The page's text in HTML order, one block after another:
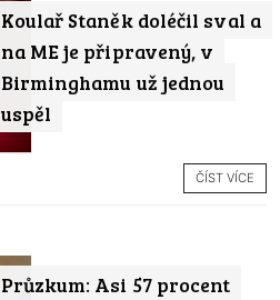
Koulař Staněk doléčil sval a
na ME je připravený, v
Birminghamu už jednou
uspěl
ČÍST VÍCE
Průzkum: Asi 57 procent